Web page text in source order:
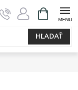
HĽADAŤ
KOŠÍK